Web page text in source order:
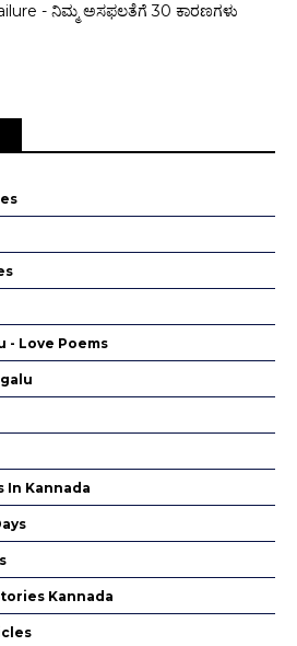
- ನಿಮ್ಮ ಅಸಫಲತೆಗೆ 30 ಕಾರಣಗಳು
- Love Poems
In Kannada
Kannada